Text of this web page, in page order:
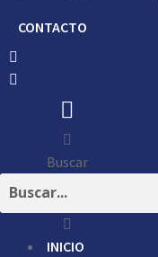
CONTACTO
Buscar
INICIO